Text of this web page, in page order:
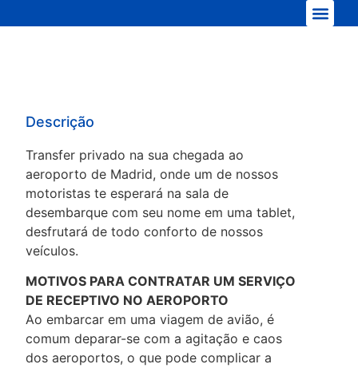
Descrição
Transfer privado na sua chegada ao
aeroporto de Madrid, onde um de nossos
motoristas te esperará na sala de
desembarque com seu nome em uma tablet,
desfrutará de todo conforto de nossos
veículos.
MOTIVOS PARA CONTRATAR UM SERVIÇO
DE RECEPTIVO NO AEROPORTO
Ao embarcar em uma viagem de avião, é
comum deparar-se com a agitação e caos
dos aeroportos, o que pode complicar a